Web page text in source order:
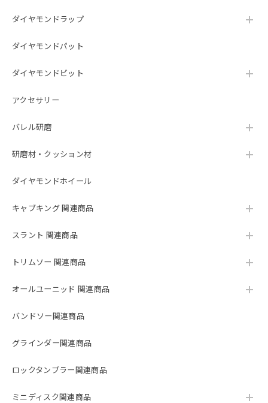
ダイヤモンドラップ
ダイヤモンドパット
ダイヤモンドビット
アクセサリー
バレル研磨
研磨材・クッション材
ダイヤモンドホイール
キャブキング 関連商品
スラント 関連商品
トリムソー 関連商品
オールユーニッド 関連商品
バンドソー関連商品
グラインダー関連商品
ロックタンブラー関連商品
ミニディスク関連商品